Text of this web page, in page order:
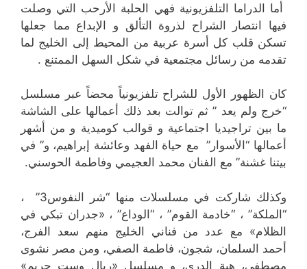
أما الدراما التلفزيونية فهي الحلبة الأرحب التي وصلت
فيها انتصار الشراح لذروة التألق و الإبداع مما جعلها
تسكن قلب كل أسرة عربية من المحيط إلى الخليج لما
تقدمه من رسائل مجتمعية في شكل السهل الممتنع .
كان الظهور الأول للشراح تلفزيونياً محضاً عبر مسلسل
“خرج ولم يعد ” ثم توالت بعد ذلك أعمالها على الشاشة
ما بين تراجيديا اجتماعية و قوالب كوميدية و من أشهر
أعمالها “الأسوار” مع حياة الفهد وعائشة إبراهيم، و” في
بيتنا غشنة” مع الفنان محمد العجيمي وفاطمة الحوسني.
وكذلك شاركت في مسلسلات منها “شر النفوس3” ،
“الملكة” ، “خادمة القوم” ، “الوداع” ، «جدران تبكي في
الظلام» مع عدد من فناني الخليج منهم سعد الفرج،
أحمد السلمان، شجون، فاطمة الصفي، ومن مصر نشوى
مصطفى، هبة الدري، و مسلسل «ريال وست حريم»